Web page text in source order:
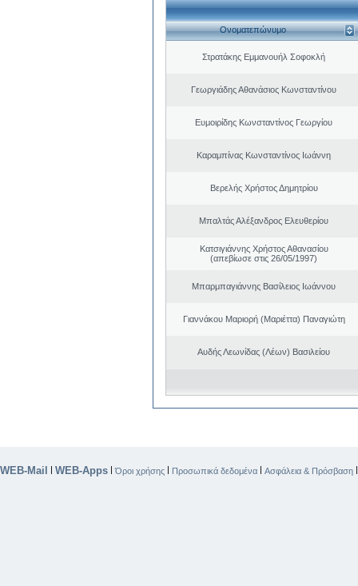
Ονοματεπώνυμο
Στρατάκης Εμμανουήλ Σοφοκλή
Γεωργιάδης Αθανάσιος Κωνσταντίνου
Ευμοιρίδης Κωνσταντίνος Γεωργίου
Καραμπίνας Κωνσταντίνος Ιωάννη
Βερελής Χρήστος Δημητρίου
Μπαλτάς Αλέξανδρος Ελευθερίου
Κατσιγιάννης Χρήστος Αθανασίου
(απεβίωσε στις 26/05/1997)
Μπαρμπαγιάννης Βασίλειος Ιωάννου
Γιαννάκου Μαριορή (Μαριέττα) Παναγιώτη
Αυδής Λεωνίδας (Λέων) Βασιλείου
WEB-Mail | WEB-Apps |Όροι χρήσης | Προσωπικά δεδομένα | Ασφάλεια & Πρόσβαση